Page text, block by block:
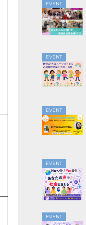
EVENT
EVENT
EVENT
EVENT
EVENT